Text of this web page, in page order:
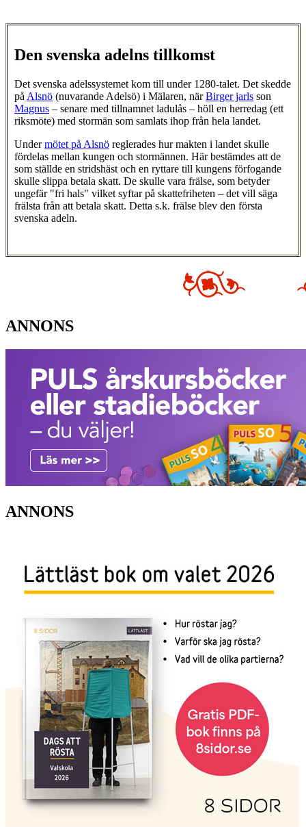
Den svenska adelns tillkomst
Det svenska adelssystemet kom till under 1280-talet. Det skedde
på Alsnö (nuvarande Adelsö) i Mälaren, närBirger jarls son
Magnus – senare med tillnamnet ladulås – höll en herredag (ett
riksmöte) med stormän som samlats ihop från hela landet.
Undermötet på Alsnö reglerades hur makten i landet skulle
fördelas mellan kungen och stormännen. Här bestämdes att de
som ställde en stridshäst och en ryttare till kungens förfogande
skulle slippa betala skatt. De skulle vara frälse, som betyder
ungefär "fri hals" vilket syftar på skattefriheten – det vill säga
frälsta från att betala skatt. Detta s.k. frälse blev den första
svenska adeln.
ANNONS
ANNONS